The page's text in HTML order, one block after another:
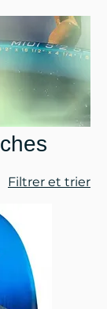
Filtrer et trier